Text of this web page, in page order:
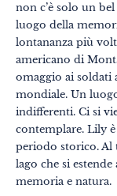
non c’è solo un
luogo della
lontananza più
americano di
omaggio ai soldati
mondiale. Un
indifferenti. Ci si
contemplare. Lily
periodo storico. Al
lago che si
memoria e natura.